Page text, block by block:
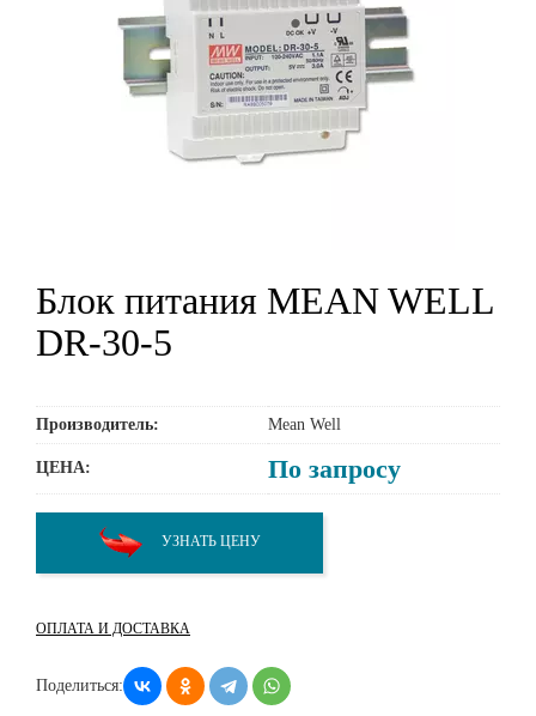
Блок питания MEAN WELL
DR-30-5
Производитель: Mean Well
ЦЕНА: По запросу
УЗНАТЬ ЦЕНУ
ОПЛАТА И ДОСТАВКА
Поделиться: